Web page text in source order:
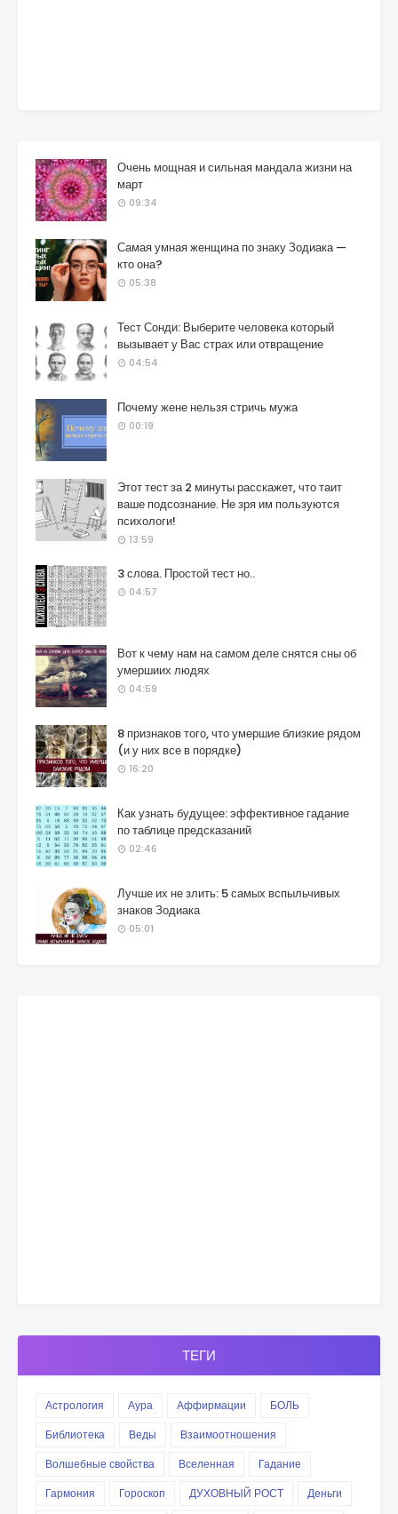
Очень мощная и сильная мандала жизни на
март
09:34
Самая умная женщина по знаку Зодиака —
кто она?
05:38
Тест Сонди: Выберите человека который
вызывает у Вас страх или отвращение
04:54
Почему жене нельзя стричь мужа
00:19
Этот тест за 2 минуты расскажет, что таит
ваше подсознание. Не зря им пользуются
психологи!
13:59
3 слова. Простой тест но..
04:57
Вот к чему нам на самом деле снятся сны об
умершиих людях
04:59
8 признаков того, что умершие близкие рядом
(и у них все в порядке)
16:20
Как узнать будущее: эффективное гадание
по таблице предсказаний
02:46
Лучше их не злить: 5 самых вспыльчивых
знаков Зодиака
05:01
ТЕГИ
Астрология Аура Аффирмации
БОЛЬ
Библиотека
Веды
Взаимоотношения
Волшебные свойства
Вселенная
Гадание
Гармония
Гороскоп ДУХОВНЫЙ РОСТ
Деньги